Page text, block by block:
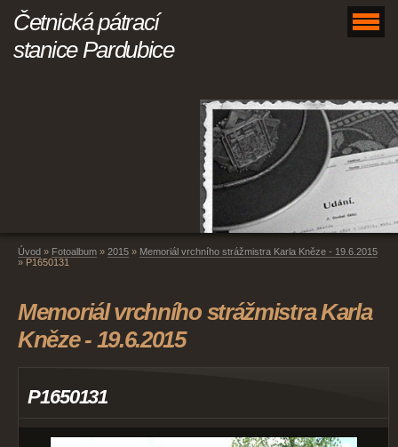
Četnická pátrací
stanice Pardubice
Úvod » Fotoalbum » 2015 » Memoriál vrchního strážmistra Karla Kněze - 19.6.2015
» P1650131
Memoriál vrchního strážmistra Karla
Kněze - 19.6.2015
P1650131